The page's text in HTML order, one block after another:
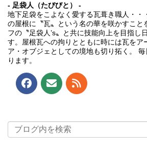
- 足袋人（たびびと） -
地下足袋をこよなく愛する瓦葺き職人・・
の屋根に〝瓦〟という名の華を咲かすこと
フの〝足袋人’s〟と共に技能向上を目指し
す。屋根瓦への拘りとともに時には瓦をア
ア・オブジェとしての境地も切り拓く。
ります。